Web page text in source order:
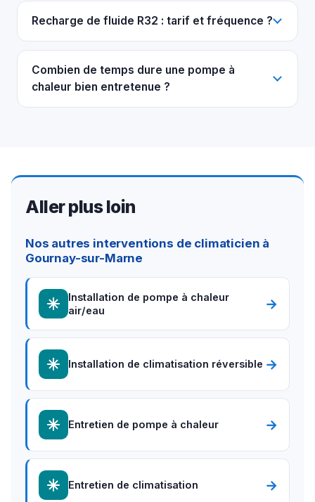
Recharge de fluide R32 : tarif et fréquence ?
Combien de temps dure une pompe à
chaleur bien entretenue ?
Aller plus loin
Nos autres interventions de climaticien à
Gournay-sur-Marne
Installation de pompe à chaleur
air/eau
→
Installation de climatisation réversible →
Entretien de pompe à chaleur →
Entretien de climatisation →